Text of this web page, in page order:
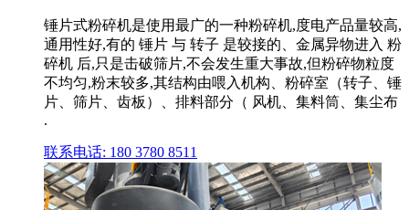
锤片式粉碎机是使用最广的一种粉碎机,度电产品量较高,
通用性好,有的 锤片 与 转子 是较接的、金属异物进入 粉
碎机 后,只是击破筛片,不会发生重大事故,但粉碎物粒度
不均匀,粉末较多,其结构由喂入机构、粉碎室（转子、锤
片、筛片、齿板）、排料部分（ 风机、集料筒、集尘布
.
联系电话: 180 3780 8511